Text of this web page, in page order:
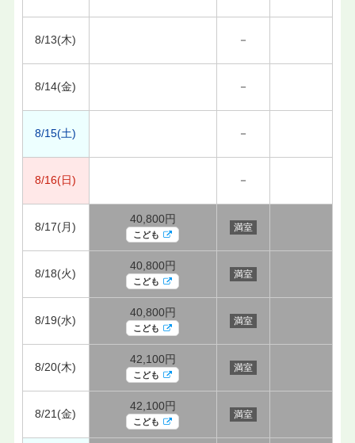
8/13(木) －
8/14(金) －
8/15(土) －
8/16(日) －
8/17(月)
40,800円
こども
満室
8/18(火)
40,800円
こども
満室
8/19(水)
40,800円
こども
満室
8/20(木)
42,100円
こども
満室
8/21(金)
42,100円
こども
満室